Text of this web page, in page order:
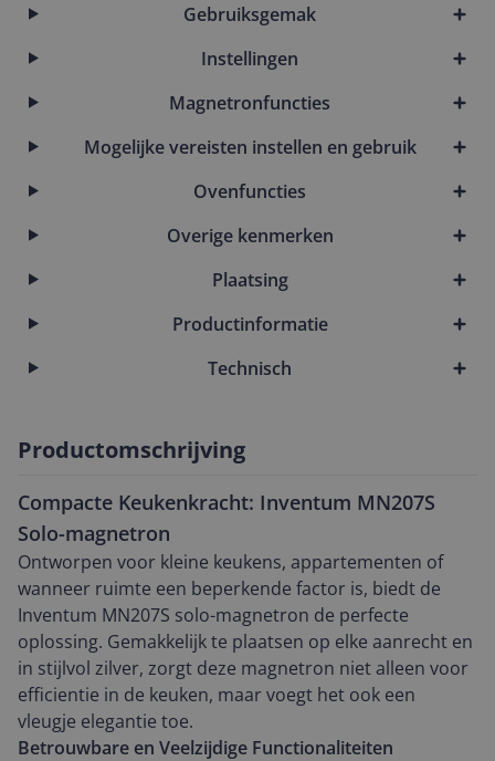
Gebruiksgemak
Instellingen
Magnetronfuncties
Mogelijke vereisten instellen en gebruik
Ovenfuncties
Overige kenmerken
Plaatsing
Productinformatie
Technisch
Productomschrijving
Compacte Keukenkracht: Inventum MN207S
Solo-magnetron
Ontworpen voor kleine keukens, appartementen of
wanneer ruimte een beperkende factor is, biedt de
Inventum MN207S solo-magnetron de perfecte
oplossing. Gemakkelijk te plaatsen op elke aanrecht en
in stijlvol zilver, zorgt deze magnetron niet alleen voor
efficientie in de keuken, maar voegt het ook een
vleugje elegantie toe.
Betrouwbare en Veelzijdige Functionaliteiten